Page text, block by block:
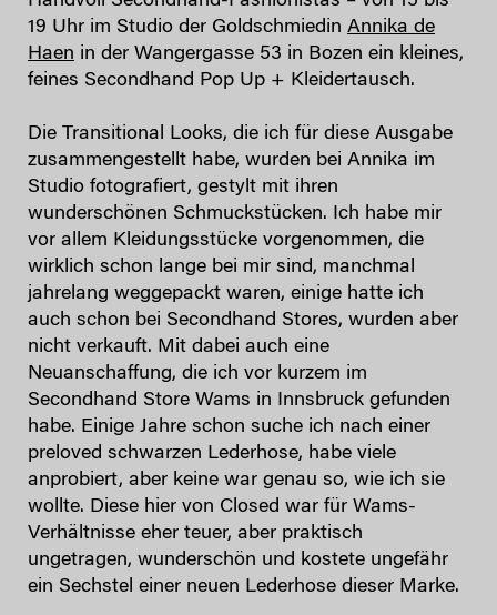
19 Uhr im Studio der Goldschmiedin Annika de
Haen in der Wangergasse 53 in Bozen ein kleines,
feines Secondhand Pop Up + Kleidertausch.
Die Transitional Looks, die ich für diese Ausgabe
zusammengestellt habe, wurden bei Annika im
Studio fotografiert, gestylt mit ihren
wunderschönen Schmuckstücken. Ich habe mir
vor allem Kleidungsstücke vorgenommen, die
wirklich schon lange bei mir sind, manchmal
jahrelang weggepackt waren, einige hatte ich
auch schon bei Secondhand Stores, wurden aber
nicht verkauft. Mit dabei auch eine
Neuanschaffung, die ich vor kurzem im
Secondhand Store Wams in Innsbruck gefunden
habe. Einige Jahre schon suche ich nach einer
preloved schwarzen Lederhose, habe viele
anprobiert, aber keine war genau so, wie ich sie
wollte. Diese hier von Closed war für Wams-
Verhältnisse eher teuer, aber praktisch
ungetragen, wunderschön und kostete ungefähr
ein Sechstel einer neuen Lederhose dieser Marke.